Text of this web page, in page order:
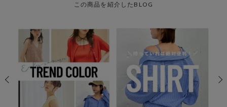
この商品を紹介したBLOG